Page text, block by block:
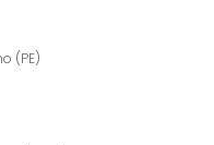
(PE)